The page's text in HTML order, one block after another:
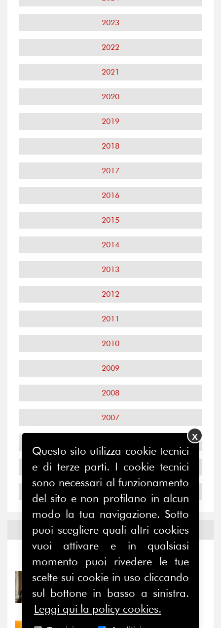
2023
2022
2021
2020
2019
2018
2017
2016
2015
2014
2013
2012
2011
2010
2009
2008
2007
2005
Notizie edEventi
Notizie Eventi
31/07/2026
Prima della pausa estiva,
il valore di...
Questo sito utilizza cookie tecnici
e di terze parti. I cookie tecnici
sono necessari al funzionamento
del sito e non profilano in alcun
modo la tua navigazione. Sotto
puoi scegliere quali altri cookies
vuoi attivare e in qualsiasi
momento puoi rivedere le tue
scelte sui cookie in uso cliccando
sul bottone in basso a sinistra.
Leggi qui la policy cookies.
X